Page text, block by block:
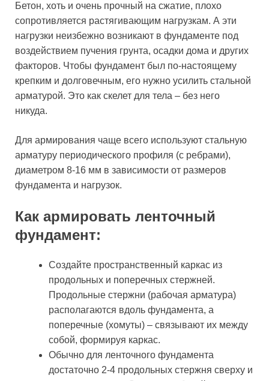
Бетон, хоть и очень прочный на сжатие, плохо
сопротивляется растягивающим нагрузкам. А эти
нагрузки неизбежно возникают в фундаменте под
воздействием пучения грунта, осадки дома и других
факторов. Чтобы фундамент был по-настоящему
крепким и долговечным, его нужно усилить стальной
арматурой. Это как скелет для тела – без него
никуда.
Для армирования чаще всего используют стальную
арматуру периодического профиля (с ребрами),
диаметром 8-16 мм в зависимости от размеров
фундамента и нагрузок.
Как армировать ленточный
фундамент:
Создайте пространственный каркас из
продольных и поперечных стержней.
Продольные стержни (рабочая арматура)
располагаются вдоль фундамента, а
поперечные (хомуты) – связывают их между
собой, формируя каркас.
Обычно для ленточного фундамента
достаточно 2-4 продольных стержня сверху и